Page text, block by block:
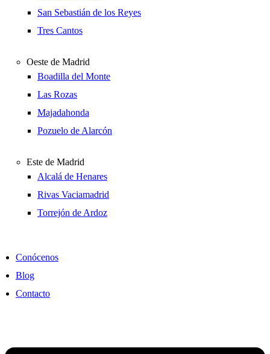
San Sebastián de los Reyes
Tres Cantos
Oeste de Madrid
Boadilla del Monte
Las Rozas
Majadahonda
Pozuelo de Alarcón
Este de Madrid
Alcalá de Henares
Rivas Vaciamadrid
Torrejón de Ardoz
Conócenos
Blog
Contacto